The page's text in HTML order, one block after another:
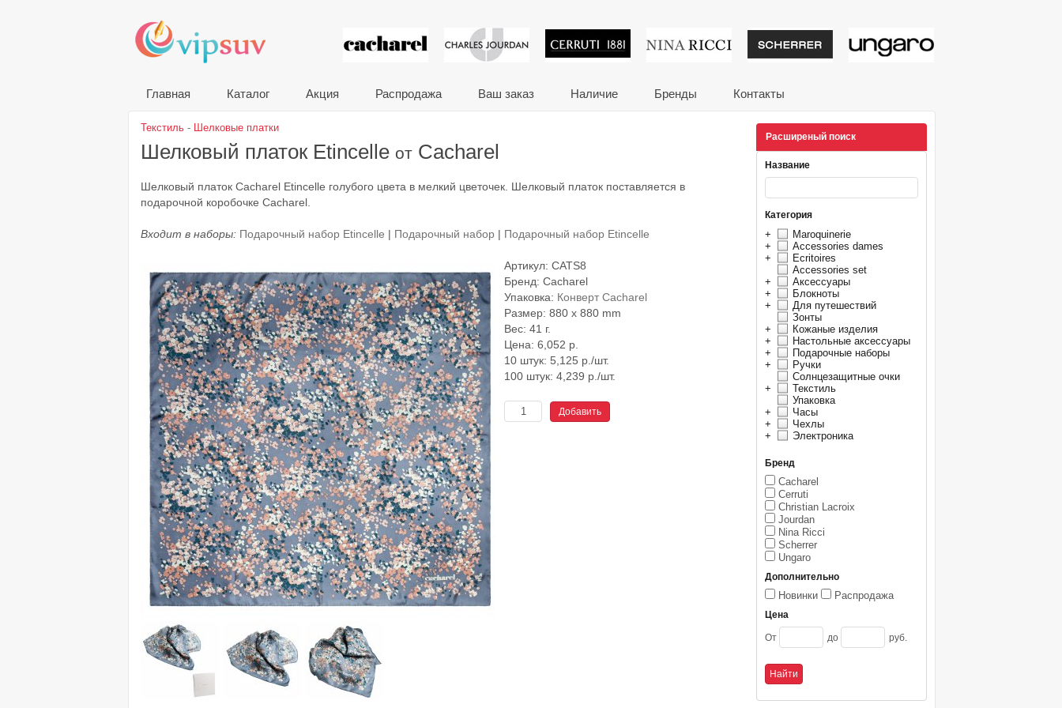
VIP сувениры и корпоративные подарки от
Главная Каталог Акция Распродажа Ваш заказ Наличие Бренды Контакты
Расширеный поиск
Название
Категория
+
Maroquinerie
+
Accessories dames
+
Ecritoires
Accessories set
+
Аксессуары
+
Блокноты
+
Для путешествий
Зонты
+
Кожаные изделия
+
Настольные аксессуары
+
Подарочные наборы
+
Ручки
Солнцезащитные очки
+
Текстиль
Упаковка
+
Часы
+
Чехлы
+
Электроника
Бренд
Cacharel
Cerruti
Christian Lacroix
Jourdan
Nina Ricci
Scherrer
Ungaro
Дополнительно
Новинки Распродажа
Цена
От до руб.
Текстиль - Шелковые платки
Шелковый платок Etincelle от Cacharel
Шелковый платок Cacharel Etincelle голубого цвета в мелкий цветочек. Шелковый платок поставляется в
подарочной коробочке Cacharel.
Входит в наборы: Подарочный набор Etincelle Подарочный набор Подарочный набор Etincelle
Артикул: CATS8
Бренд: Cacharel
Упаковка: Конверт Cacharel
Размер: 880 x 880 mm
Вес: 41 г.
Цена: 6,052 р.
10 штук: 5,125 р./шт.
100 штук: 4,239 р./шт.